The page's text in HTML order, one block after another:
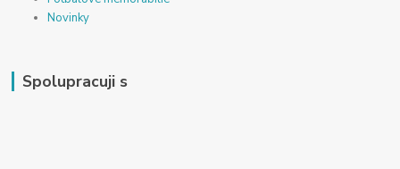
Novinky
Spolupracuji s